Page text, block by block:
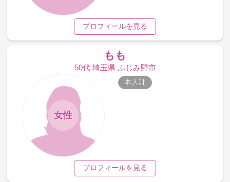
プロフィールを見る
もも
50代 埼玉県 ふじみ野市
女性
本人証
プロフィールを見る